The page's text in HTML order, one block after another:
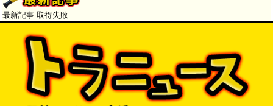
最新記事 取得失敗